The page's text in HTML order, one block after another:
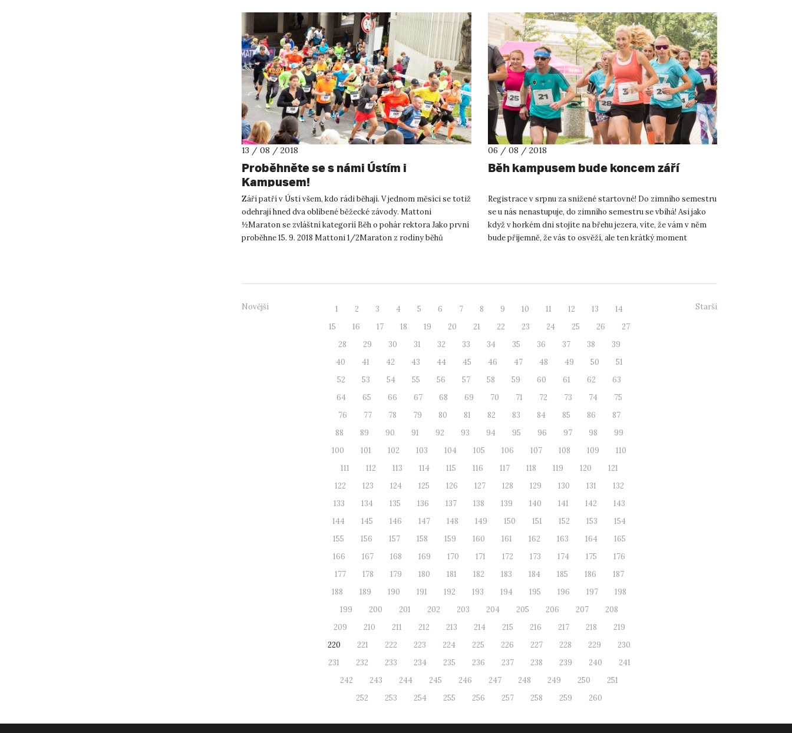
13 / 08 / 2018
Proběhněte se s námi Ústím i
Kampusem!
Září patří v Ústí všem, kdo rádi běhají. V jednom měsíci se totiž
odehrají hned dva oblíbené běžecké závody. Mattoni
½Maraton se zvláštní kategorií Běh o pohár rektora Jako první
proběhne 15. 9. 2018 Mattoni 1/2Maraton z rodiny běhů
06 / 08 / 2018
Běh kampusem bude koncem září
Registrace v srpnu za snížené startovné! Do zimního semestru
se u nás nenastupuje, do zimního semestru se vbíhá! Asi jako
když v horkém dni stojíte na břehu jezera, víte, že vám v něm
bude příjemně, že vás to osvěží, ale ten krátký moment
Novější 1 2 3 4 5 6 7 8 9 10 11 12 13
14
15
16 17 18 19 20 21 22 23 24 25 26
27
28
29 30 31 32 33 34 35 36 37 38
39
40
41 42 43 44 45 46 47 48 49 50
51
52
53 54 55 56 57 58 59 60 61 62
63
64
65 66 67 68 69 70 71 72 73 74
75
76
77 78 79 80 81 82 83 84 85 86
87
88
89 90 91 92 93 94 95 96 97 98
99
100
101 102 103 104 105 106 107 108 109
110
111
112 113 114 115 116 117 118 119 120
121
122
123 124 125 126 127 128 129 130 131
132
133
134 135 136 137 138 139 140 141 142
143
144
145 146 147 148 149 150 151 152 153
154
155
156 157 158 159 160 161 162 163 164
165
166
167 168 169 170 171 172 173 174 175
176
177
178 179 180 181 182 183 184 185 186
187
188
189 190 191 192 193 194 195 196 197
198
199
200 201 202 203 204 205 206 207
208
209
210 211 212 213 214 215 216 217 218
219
220
221 222 223 224 225 226 227 228 229
230
231
232 233 234 235 236 237 238 239 240
241
242
243 244 245 246 247 248 249 250
251
252
253 254 255 256 257 258 259 260
Starší